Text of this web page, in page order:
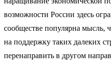
возможности России здесь
сообществе популярна мысль,
на поддержку таких далеких
перенаправить в другом